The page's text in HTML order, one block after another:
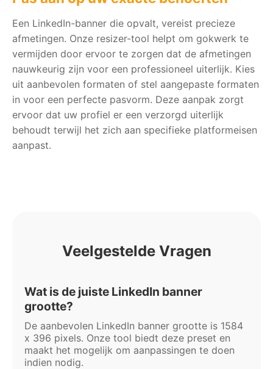
Een LinkedIn-banner die opvalt, vereist precieze
afmetingen. Onze resizer-tool helpt om gokwerk te
vermijden door ervoor te zorgen dat de afmetingen
nauwkeurig zijn voor een professioneel uiterlijk. Kies
uit aanbevolen formaten of stel aangepaste formaten
in voor een perfecte pasvorm. Deze aanpak zorgt
ervoor dat uw profiel er een verzorgd uiterlijk
behoudt terwijl het zich aan specifieke platformeisen
aanpast.
Veelgestelde Vragen
Wat is de juiste LinkedIn banner
grootte?
De aanbevolen LinkedIn banner grootte is 1584
x 396 pixels. Onze tool biedt deze preset en
maakt het mogelijk om aanpassingen te doen
indien nodig.